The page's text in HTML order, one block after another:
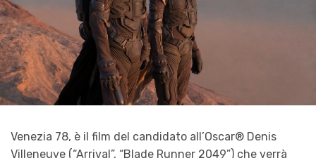
Venezia 78, è il film del candidato all’Oscar® Denis
Villeneuve (“Arrival”, “Blade Runner 2049”) che verrà